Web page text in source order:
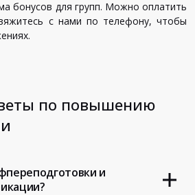
бонусов для групп. Можно оплатить
с нами по телефону, чтобы
по повышению
и